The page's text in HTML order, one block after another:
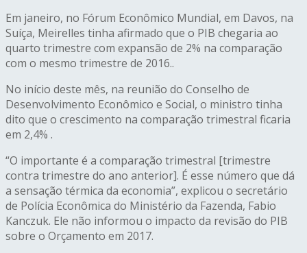
Em janeiro, no Fórum Econômico Mundial, em Davos, na
Suíça, Meirelles tinha afirmado que o PIB chegaria ao
quarto trimestre com expansão de 2% na comparação
com o mesmo trimestre de 2016..
No início deste mês, na reunião do Conselho de
Desenvolvimento Econômico e Social, o ministro tinha
dito que o crescimento na comparação trimestral ficaria
em 2,4% .
“O importante é a comparação trimestral [trimestre
contra trimestre do ano anterior]. É esse número que dá
a sensação térmica da economia”, explicou o secretário
de Polícia Econômica do Ministério da Fazenda, Fabio
Kanczuk. Ele não informou o impacto da revisão do PIB
sobre o Orçamento em 2017.